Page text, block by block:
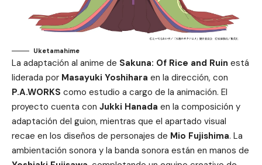
Uketamahime
La adaptación al anime de Sakuna: Of Rice and Ruin está
liderada por Masayuki Yoshihara en la dirección, con
P.A.WORKS como estudio a cargo de la animación. El
proyecto cuenta con Jukki Hanada en la composición y
adaptación del guion, mientras que el apartado visual
recae en los diseños de personajes de Mio Fujishima. La
ambientación sonora y la banda sonora están en manos de